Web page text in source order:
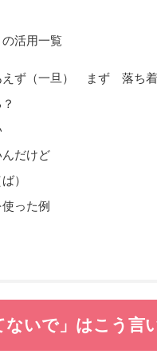
の活用一覧
ず（一旦） まず 落ち着
だけど
）
使った例
いで」はこう言